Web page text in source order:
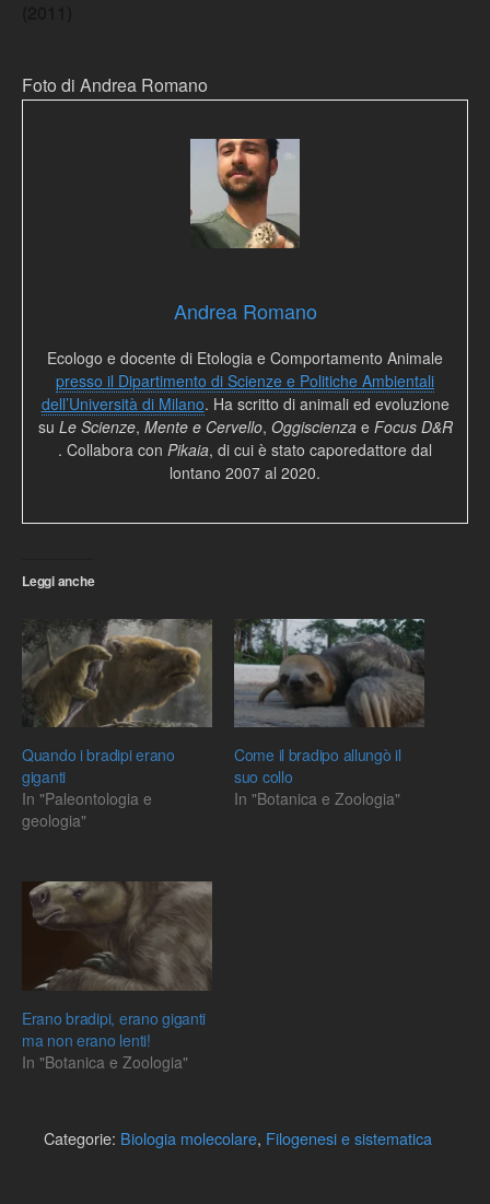
Foto di Andrea Romano
Andrea Romano
Ecologo e docente di Etologia e Comportamento Animale
presso il Dipartimento di Scienze e Politiche Ambientali
dell’Università di Milano. Ha scritto di animali ed evoluzione
su Le Scienze, Mente e Cervello, Oggiscienzae Focus D&R
. Collabora con Pikaia, di cui è stato caporedattore dal
lontano 2007 al 2020.
Leggi anche
Quando i bradipi erano
giganti
In "Paleontologia e
geologia"
Come il bradipo allungò il
suo collo
In "Botanica e Zoologia"
Erano bradipi, erano giganti
ma non erano lenti!
In "Botanica e Zoologia"
Categorie: Biologia molecolare, Filogenesi e sistematica